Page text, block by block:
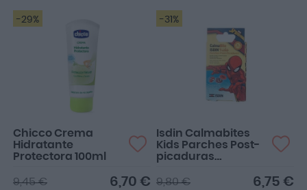
-29%
Chicco Crema
Hidratante
Protectora 100ml
6,70 €
9,45 €
-31%
Isdin Calmabites
Kids Parches Post-
picaduras
Parches
6,75 €
9,80 €